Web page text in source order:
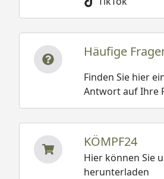
Häufige
Finden Sie hier
Antwort auf Ihre
KÖMPF24
Hier können Sie
herunterladen